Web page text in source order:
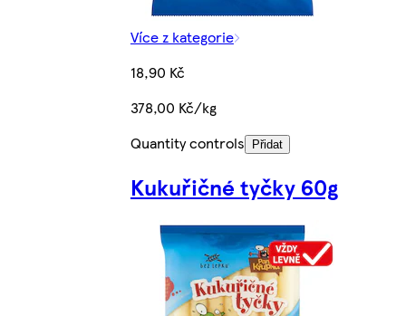
Více z kategorie
18,90 Kč
378,00 Kč/kg
Quantity controls
Přidat
Kukuřičné tyčky 60g